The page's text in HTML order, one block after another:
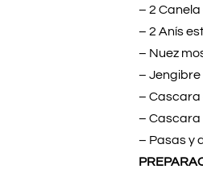
– 2
– 2 Anís
– Nuez
– Jengibre
– Cascara
– Cascara
– Pasas y